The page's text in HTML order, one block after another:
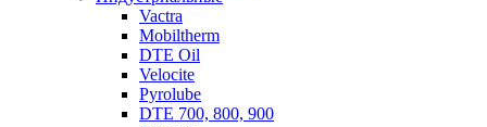
Vactra
Mobiltherm
DTE Oil
Velocite
Pyrolube
DTE 700, 800, 900